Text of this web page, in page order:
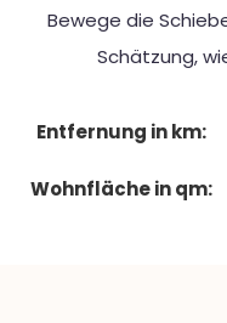
Bewege die
Schätzung,
Entfernung in km:
Wohnfläche in qm: